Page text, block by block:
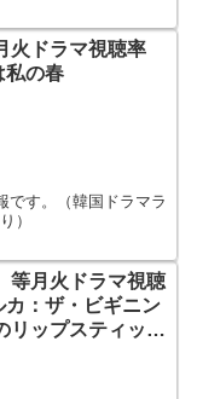
ドラマ視聴率
私の春
です。（韓国ドラマラ
）
月火ドラマ視聴
：ザ・ビギニン
ップスティック